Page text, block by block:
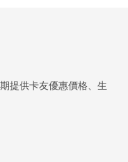
提供卡友優惠價格、生